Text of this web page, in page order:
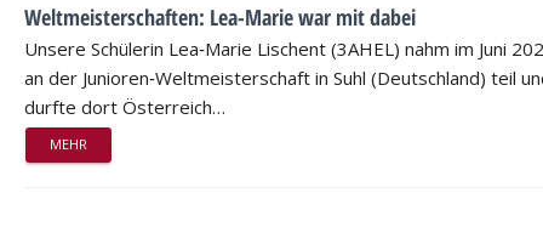
Weltmeisterschaften: Lea-Marie war mit dabei
Unsere Schülerin Lea‑Marie Lischent (3AHEL) nahm im Juni
an der Junioren‑Weltmeisterschaft in Suhl (Deutschland) teil
durfte dort Österreich…
MEHR